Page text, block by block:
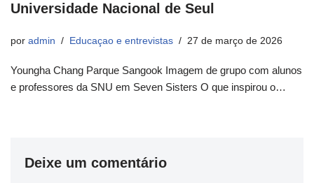
Universidade Nacional de Seul
por admin Educaçao e entrevistas 27 de março de 2026
Youngha Chang Parque Sangook Imagem de grupo com alunos
e professores da SNU em Seven Sisters O que inspirou o…
Deixe um comentário